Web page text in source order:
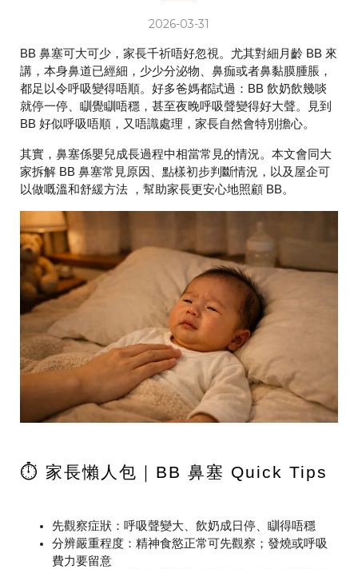
2026-03-31
BB 鼻塞可大可少，家長千祈唔好忽視。尤其對細月齡 BB 來
講，本身鼻道已經細，少少分泌物、鼻痂或者鼻黏膜腫脹，
都足以令呼吸變得唔順。好多爸媽都試過：BB 飲奶飲幾啖
就停一停、瞓覺瞓唔穩，甚至夜晚呼吸聲變得好大聲。見到
BB 好似呼吸唔順，又唔識處理，家長自然會特別擔心。
其實，鼻塞係嬰兒成長過程中相當常見的情況。本文會同大
家拆解 BB 鼻塞常見原因、點樣初步判斷情況，以及屋企可
以做嘅溫和舒緩方法 ，幫助家長更安心地照顧 BB。
⏱️ 家長懶人包｜BB 鼻塞 Quick Tips
先觀察症狀 ：呼吸聲變大、飲奶成日停、瞓得唔穩
分辨嚴重程度 ：精神食慾正常可先觀察；發燒或呼吸
費力要留意